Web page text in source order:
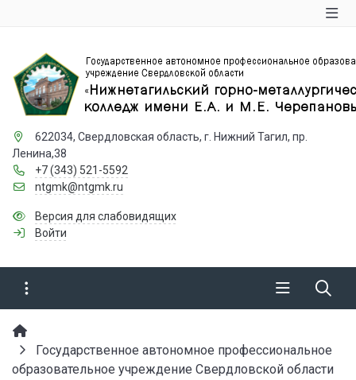
622034, Свердловская область, г. Нижний Тагил, пр.
Ленина,38
+7 (343) 521-5592
ntgmk@ntgmk.ru
Версия для слабовидящих
Войти
Государственное автономное профессиональное
образовательное учреждение Свердловской области